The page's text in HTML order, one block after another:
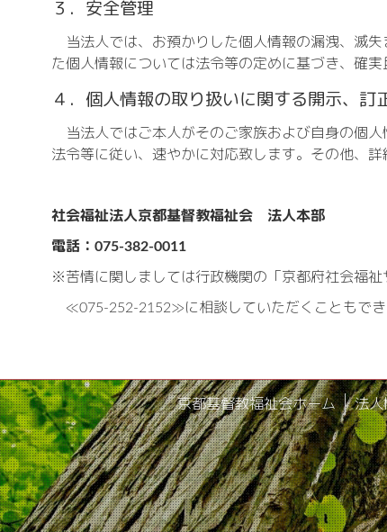
３．安全管理
当法人では、お預かりした個人情報の漏洩、滅失
た個人情報については法令等の定めに基づき、確
４．個人情報の取り扱いに関する開示、訂
当法人ではご本人がそのご家族および自身の個人
法令等に従い、速やかに対応致します。その他、
社会福祉法人京都基督教福祉会 法人本部
電話：075-382-0011
※苦情に関しましては行政機関の「京都府社会福祉
≪075-252-2152≫に相談していただくこともでき
京都基督教福祉会ホーム 法人